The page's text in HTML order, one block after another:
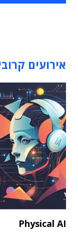
אירועים
Physical AI